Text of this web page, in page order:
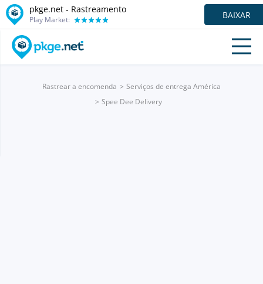
pkge.net - Rastreamento
Play Market: BAIXAR
Rastrear a encomenda
Serviços de entrega América
Spee Dee Delivery